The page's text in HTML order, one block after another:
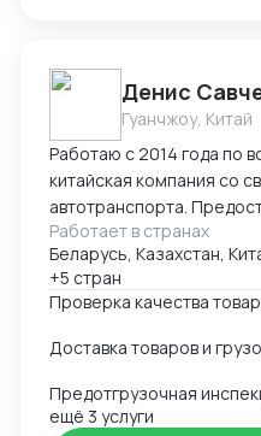
Денис
Гуанчжоу, Китай
Работаю с 2014 года по
китайская компания со
автотранспорта.
поставки. Свой офис и
Маньчжурии. Занимаюсь оказанием различных услуг
в сфере внешней
Работает в странах
Беларусь, Казахстан,
+5 стран
Проверка качества
Предотгрузочная
ещё 3 услуги